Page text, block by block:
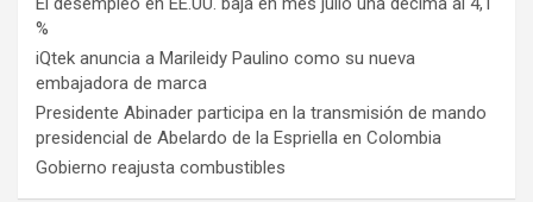
%
iQtek anuncia a Marileidy Paulino como su nueva
embajadora de marca
Presidente Abinader participa en la transmisión de mando
presidencial de Abelardo de la Espriella en Colombia
Gobierno reajusta combustibles